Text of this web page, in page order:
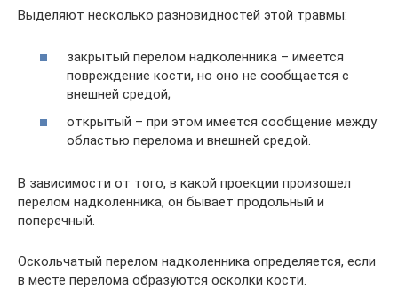
Выделяют несколько разновидностей этой травмы:
закрытый перелом надколенника – имеется
повреждение кости, но оно не сообщается с
внешней средой;
открытый – при этом имеется сообщение между
областью перелома и внешней средой.
В зависимости от того, в какой проекции произошел
перелом надколенника, он бывает продольный и
поперечный.
Оскольчатый перелом надколенника определяется, если
в месте перелома образуются осколки кости.